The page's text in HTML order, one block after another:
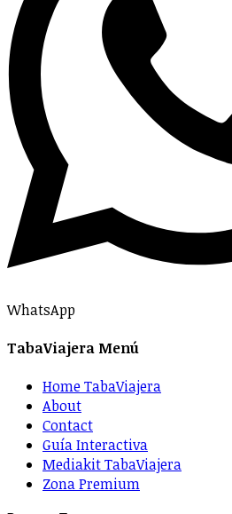
WhatsApp
TabaViajera Menú
Home TabaViajera
About
Contact
Guía Interactiva
Mediakit TabaViajera
Zona Premium